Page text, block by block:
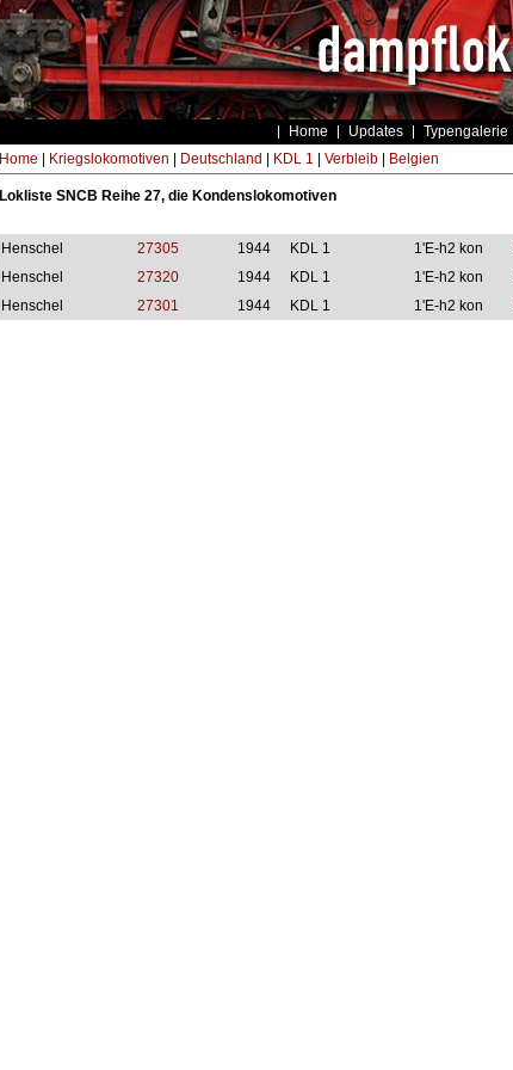
Home Updates Typengalerie
Home Kriegslokomotiven Deutschland KDL 1 Verbleib| Belgien
Lokliste SNCB Reihe 27, die Kondenslokomotiven
Henschel 27305 1944 KDL 1 1'E-h2 kon
Henschel
27320 1944 KDL 1 1'E-h2 kon
Henschel
27301 1944 KDL 1 1'E-h2 kon